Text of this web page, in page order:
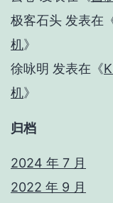
极客石头 发表在
机》
徐咏明 发表在《
机》
归档
2024 年 7 月
2022 年 9 月